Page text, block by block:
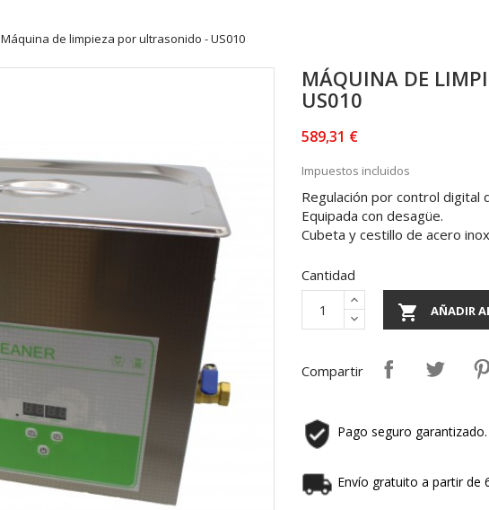
Máquina de limpieza por ultrasonido - US010
MÁQUINA DE
US010
589,31 €
Impuestos incluidos
Regulación por control
Equipada con desagüe.
Cubeta y cestillo de acero
Cantidad
 AÑADIR
Compartir
Pago seguro garantizado.
Envío gratuito a partir de